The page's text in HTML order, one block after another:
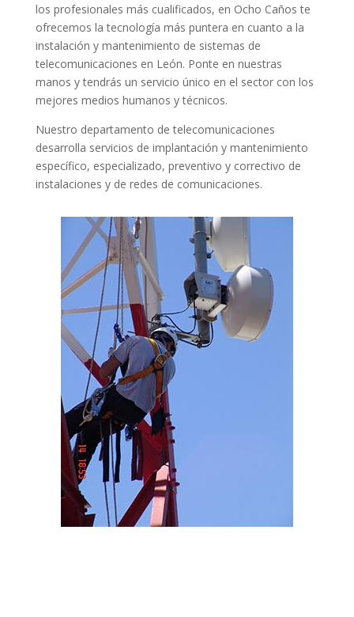
los profesionales más cualificados, en Ocho Caños te
ofrecemos la tecnología más puntera en cuanto a la
instalación y mantenimiento de sistemas de
telecomunicaciones en León. Ponte en nuestras
manos y tendrás un servicio único en el sector con los
mejores medios humanos y técnicos.
Nuestro departamento de telecomunicaciones
desarrolla servicios de implantación y mantenimiento
específico, especializado, preventivo y correctivo de
instalaciones y de redes de comunicaciones.